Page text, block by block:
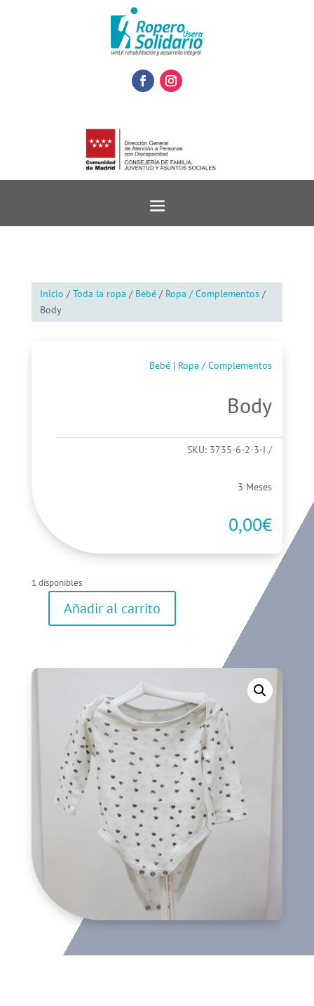
Inicio /Toda la ropa / Bebé/ Ropa / Complementos/
Body
Bebé | Ropa / Complementos
Body
SKU: 3735-6-2-3-I
3 Meses
0,00€
1 disponibles
Añadir al carrito